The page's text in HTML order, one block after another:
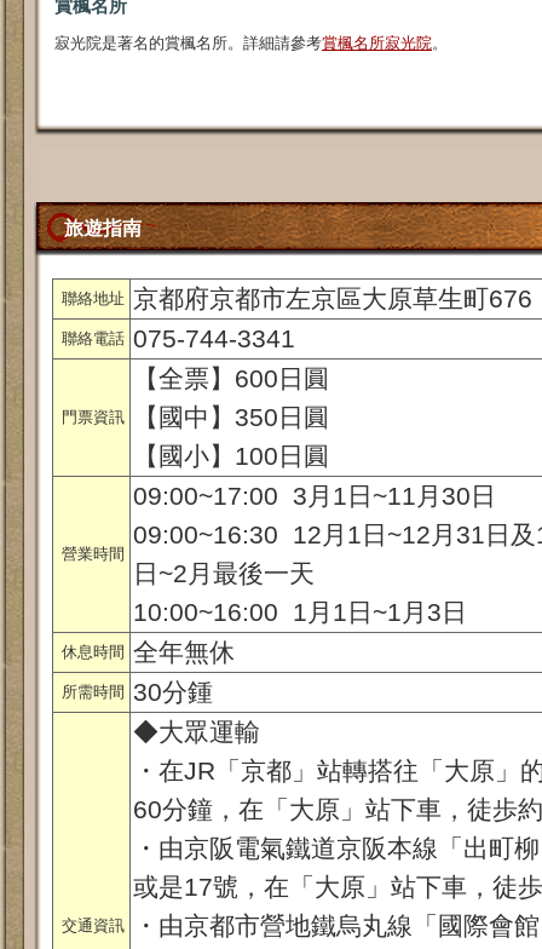
賞楓名所
寂光院是著名的賞楓名所。詳細請參考賞楓名所寂光院。
旅遊指南
聯絡地址 京都府京都市左京區大原草生町676
聯絡電話 075-744-3341
門票資訊
【全票】600日圓
【國中】350日圓
【國小】100日圓
營業時間
09:00~17:00 3月1日~11月30日
09:00~16:30 12月1日~12月31日及
日~2月最後一天
10:00~16:00 1月1日~1月3日
休息時間 全年無休
所需時間 30分鍾
交通資訊
◆大眾運輸
・在JR「京都」站轉搭往「大原」
60分鐘，在「大原」站下車，徒歩
・由京阪電氣鐵道京阪本線「出町
或是17號，在「大原」站下車，徒
・由京都市營地鐵烏丸線「國際會